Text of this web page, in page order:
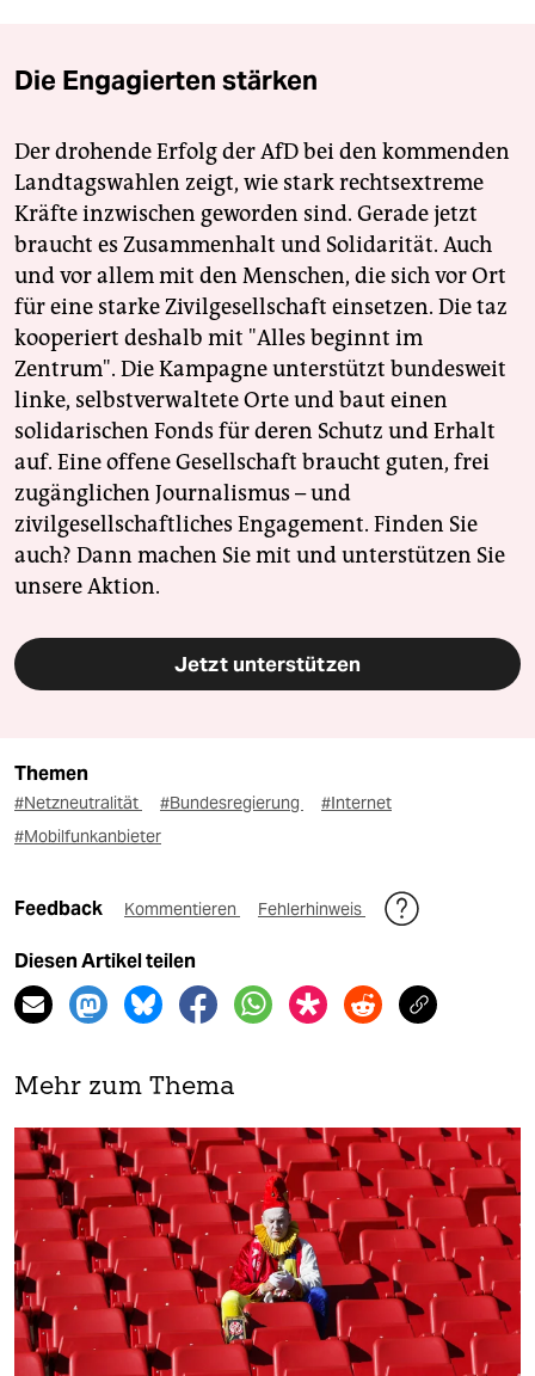
Die Engagierten stärken
Der drohende Erfolg der AfD bei den kommenden
Landtagswahlen zeigt, wie stark rechtsextreme
Kräfte inzwischen geworden sind. Gerade jetzt
braucht es Zusammenhalt und Solidarität. Auch
und vor allem mit den Menschen, die sich vor Ort
für eine starke Zivilgesellschaft einsetzen. Die taz
kooperiert deshalb mit "Alles beginnt im
Zentrum". Die Kampagne unterstützt bundesweit
linke, selbstverwaltete Orte und baut einen
solidarischen Fonds für deren Schutz und Erhalt
auf. Eine offene Gesellschaft braucht guten, frei
zugänglichen Journalismus – und
zivilgesellschaftliches Engagement. Finden Sie
auch? Dann machen Sie mit und unterstützen Sie
unsere Aktion.
Jetzt unterstützen
Themen
#Netzneutralität #Bundesregierung
#Internet
#Mobilfunkanbieter
Feedback Kommentieren Fehlerhinweis
Diesen Artikel teilen
Mehr zum Thema